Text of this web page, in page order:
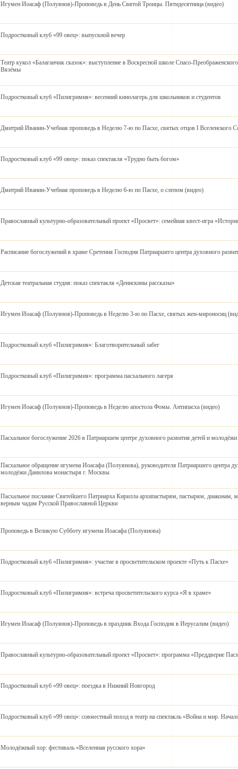
Игумен Иоасаф (Полуянов)-Проповедь в День Святой Троицы. Пятидесятница (видео)
Подростковый клуб «99 овец»: выпускной вечер
Театр кукол «Балаганчик сказок»: выступление в Воскресной школе Спасо-
Вязёмы
Подростковый клуб «Пилигримия»: весенний кинолагерь для школьников и студентов
Дмитрий Иванин-Учебная проповедь в Неделю 7-ю по Пасхе, святых отцов I Вселенского
Подростковый клуб «99 овец»: показ спектакля «Трудно быть богом»
Дмитрий Иванин-Учебная проповедь в Неделю 6-ю по Пасхе, о слепом (видео)
Православный культурно-образовательный проект «Просвет»: семейная квест-игра
Расписание богослужений в храме Сретения Господня Патриаршего центра духовного
Детская театральная студия: показ спектакля «Денискины рассказы»
Игумен Иоасаф (Полуянов)-Проповедь в Неделю 3-ю по Пасхе, святых жен-мироносиц
Подростковый клуб «Пилигримия»: Благотворительный забег
Подростковый клуб «Пилигримия»: программа пасхального лагеря
Игумен Иоасаф (Полуянов)-Проповедь в Неделю апостола Фомы. Антипасха (видео)
Пасхальное богослужение 2026 в Патриаршем центре духовного развития детей и
Пасхальное обращение игумена Иоасафа (Полуянова), руководителя Патриаршего центра
молодёжи Данилова монастыря г. Москвы
Пасхальное послание Святейшего Патриарха Кирилла архипастырям, пастырям,
верным чадам Русской Православной Церкви
Проповедь в Великую Субботу игумена Иоасафа (Полуянова)
Подростковый клуб «Пилигримия»: участие в просветительском проекте «Путь к Пасхе»
Подростковый клуб «Пилигримия»: встреча просветительского курса «Я в храме»
Игумен Иоасаф (Полуянов)-Проповедь в праздник Входа Господня в Иерусалим (видео)
Православный культурно-образовательный проект «Просвет»: программа «Преддверие
Подростковый клуб «99 овец»: поездка в Нижний Новгород
Подростковый клуб «99 овец»: совместный поход в театр на спектакль «Война и мир.
Молодёжный хор: фестиваль «Вселенная русского хора»